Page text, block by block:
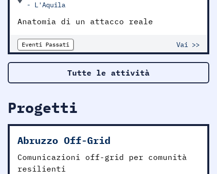
- L'Aquila
Anatomia di un attacco reale
Eventi Passati Vai >>
Tutte le attività
Progetti
Abruzzo Off-Grid
Comunicazioni off-grid per comunità
resilienti